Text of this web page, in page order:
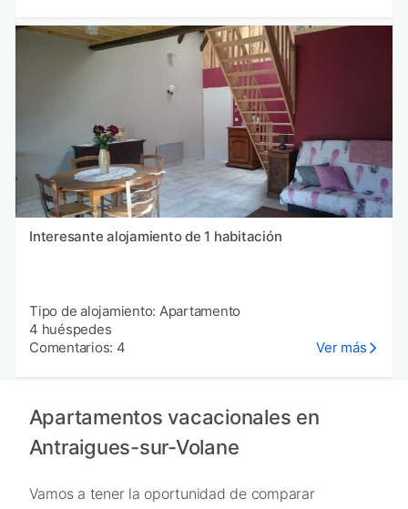
Interesante alojamiento de 1 habitación
Tipo de alojamiento: Apartamento
4 huéspedes
Comentarios: 4
Ver más
Apartamentos vacacionales en
Antraigues-sur-Volane
Vamos a tener la oportunidad de comparar